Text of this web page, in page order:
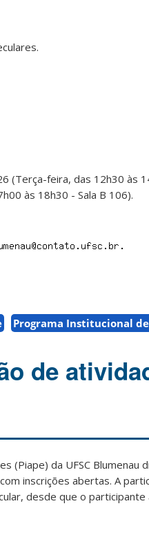
feira, das 12h30 às
às 18h30 - Sala B 106).
Programa Institucional
de
(Piape) da UFSC Blumenau
inscrições abertas. A
desde que o participante